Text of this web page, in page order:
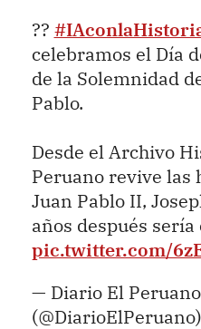
??
celebramos el Día
de la Solemnidad
Pablo.
Desde el Archivo
Peruano revive las
Juan Pablo II,
años después
pic.twitter.com/
— Diario El Peruano
(@DiarioElPeruano)